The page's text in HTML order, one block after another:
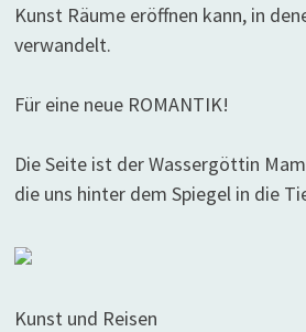
Kunst Räume eröffnen kann, in
verwandelt.
Für eine neue ROMANTIK!
Die Seite ist der Wassergöttin
die uns hinter dem Spiegel in die
Kunst und Reisen